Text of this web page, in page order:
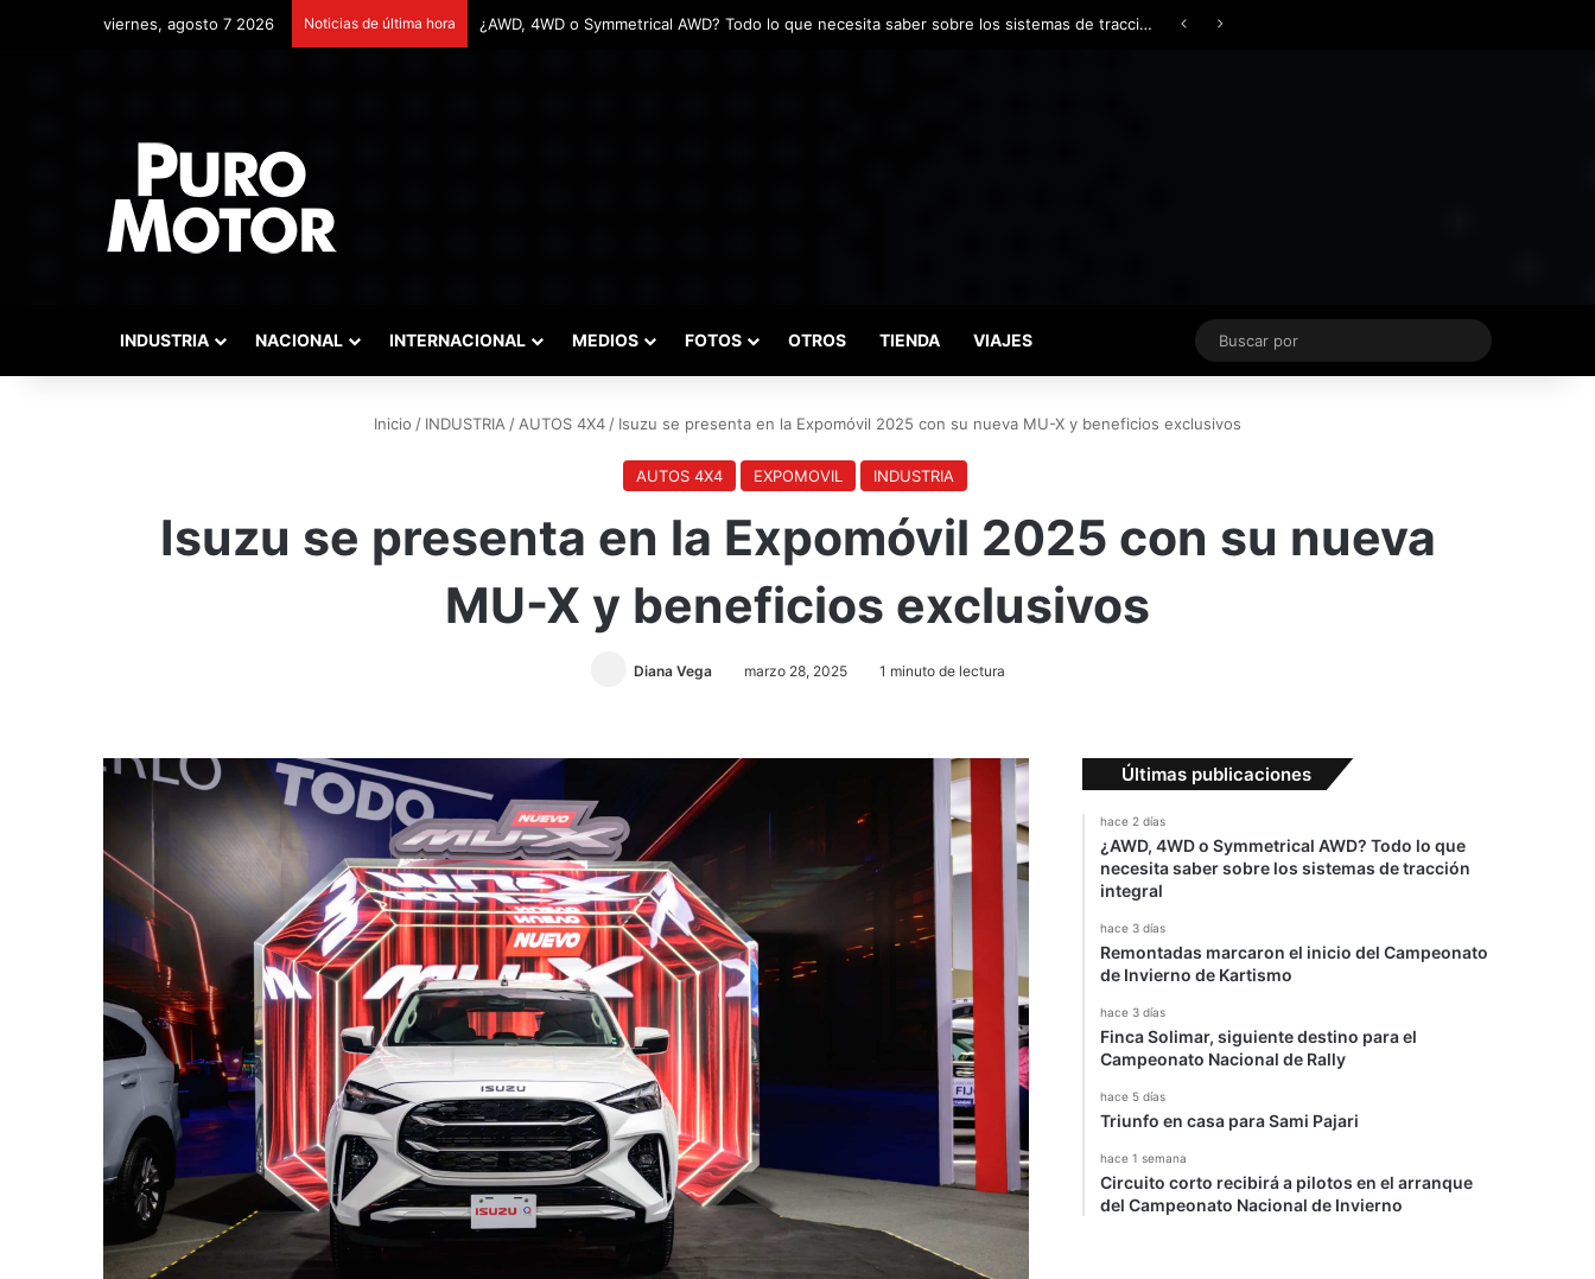
viernes, agosto 7 2026 Noticias de última hora Remontadas marcaron el inicio del Campeonato de Invierno de Kartismo
INDUSTRIA NACIONAL INTERNACIONAL MEDIOS FOTOS OTROS TIENDA VIAJES
Buscar
por
Inicio / INDUSTRIA / AUTOS 4X4 / Isuzu se presenta en la Expomóvil 2025 con su nueva MU-X y beneficios exclusivos
AUTOS 4X4 EXPOMOVIL INDUSTRIA
Isuzu se presenta en la Expomóvil 2025 con su nueva
MU-X y beneficios exclusivos
Diana Vega marzo 28, 2025 1 minuto de lectura
Últimas publicaciones
hace 2 días
¿AWD, 4WD o Symmetrical AWD? Todo lo que
necesita saber sobre los sistemas de tracción
integral
hace 3 días
Remontadas marcaron el inicio del Campeonato
de Invierno de Kartismo
hace 3 días
Finca Solimar, siguiente destino para el
Campeonato Nacional de Rally
hace 5 días
Triunfo en casa para Sami Pajari
hace 1 semana
Circuito corto recibirá a pilotos en el arranque
del Campeonato Nacional de Invierno